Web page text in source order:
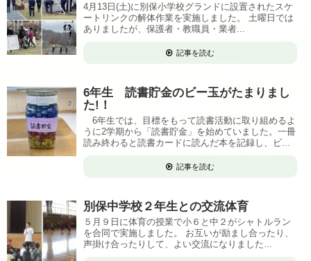
4月13日(土)に別保小学校グランドに設置されたスケ
ートリンクの解体作業を実施しました。 土曜日では
ありましたが、保護者・教職員・業者...
記事を読む
6年生 読書貯金のビー玉がたまりまし
た!！
6年生では、目標をもって読書活動に取り組めるよ
うに2学期から「読書貯金」を始めていました。一冊
読み終わると読書カードに読んだ本を記録し、ビ...
記事を読む
別保中学校２年生との交流体育
５月９日に体育の授業で小６と中２がシャトルラン
を合同で実施しました。 お互いが励まし合ったり、
声掛け合ったりして、よい交流になりました...